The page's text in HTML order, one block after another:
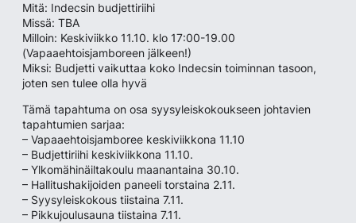
Mitä: Indecsin budjettiriihi
Missä: TBA
Milloin: Keskiviikko 11.10. klo 17:00-19.00
(Vapaaehtoisjamboreen jälkeen!)
Miksi: Budjetti vaikuttaa koko Indecsin toiminnan tasoon,
joten sen tulee olla hyvä
Tämä tapahtuma on osa syysyleiskokoukseen johtavien
tapahtumien sarjaa:
– Vapaaehtoisjamboree keskiviikkona 11.10
– Budjettiriihi keskiviikkona 11.10.
– Ylkomähinäiltakoulu maanantaina 30.10.
– Hallitushakijoiden paneeli torstaina 2.11.
– Syysyleiskokous tiistaina 7.11.
– Pikkujoulusauna tiistaina 7.11.